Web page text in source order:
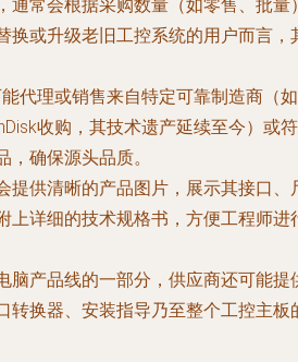
通常会根据采购数量（如零售、批量
换或升级老旧工控系统的用户而言，
能代理或销售来自特定可靠制造商（如
收购，其技术遗产延续至今）或符
确保源头品质。
提供清晰的产品图片，展示其接口、
上详细的技术规格书，方便工程师进
脑产品线的一部分，供应商还可能提
转换器、安装指导乃至整个工控主板